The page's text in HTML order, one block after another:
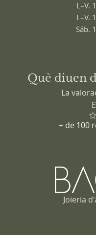
L–V.
L–V.
Sáb.
Què diuen
La
+ de 100
Joieria